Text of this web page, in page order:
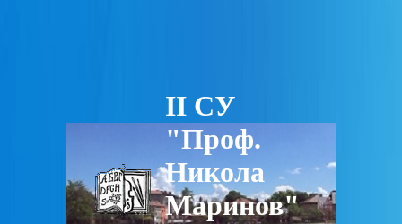
II СУ
"Проф.
Никола
Маринов"